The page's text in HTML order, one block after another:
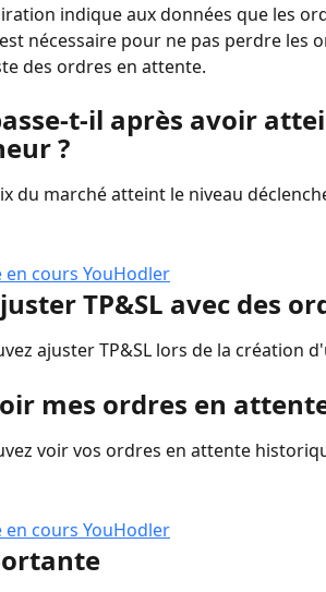
indique aux données que les
nécessaire pour ne pas perdre les
des ordres en attente.
t-il après avoir
?
du marché atteint le niveau
TP&SL avec des
ajuster TP&SL lors de la création
mes ordres en
voir vos ordres en attente